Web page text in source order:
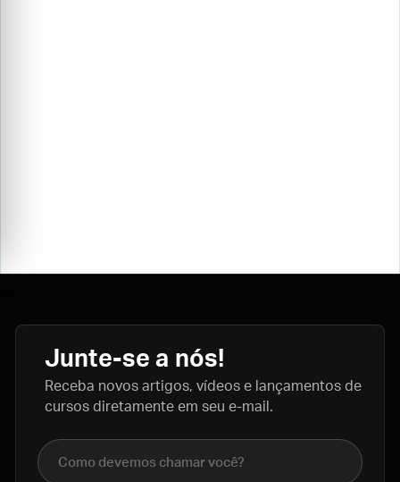
Junte-se a nós!
Receba novos artigos, vídeos e lançamentos de
cursos diretamente em seu e-mail.
Nome completo